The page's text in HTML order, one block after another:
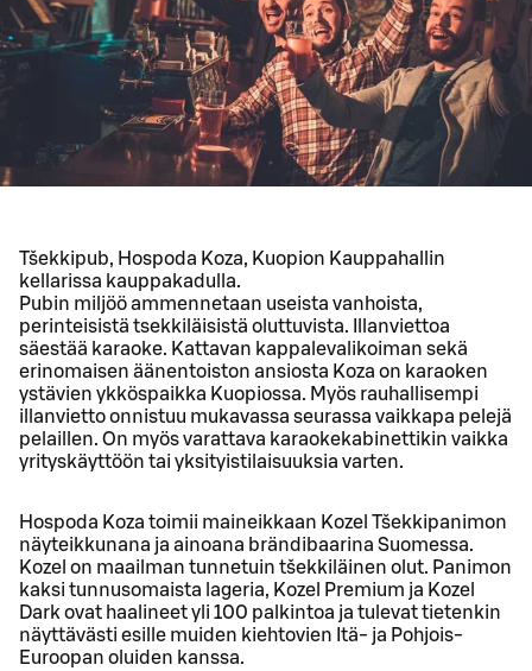
Tšekkipub, Hospoda Koza, Kuopion Kauppahallin
kellarissa kauppakadulla.
Pubin miljöö ammennetaan useista vanhoista,
perinteisistä tsekkiläisistä oluttuvista. Illanviettoa
säestää karaoke. Kattavan kappalevalikoiman sekä
erinomaisen äänentoiston ansiosta Koza on karaoken
ystävien ykköspaikka Kuopiossa. Myös rauhallisempi
illanvietto onnistuu mukavassa seurassa vaikkapa pelejä
pelaillen. On myös varattava karaokekabinettikin vaikka
yrityskäyttöön tai yksityistilaisuuksia varten.
Hospoda Koza toimii maineikkaan Kozel Tšekkipanimon
näyteikkunana ja ainoana brändibaarina Suomessa.
Kozel on maailman tunnetuin tšekkiläinen olut. Panimon
kaksi tunnusomaista lageria, Kozel Premium ja Kozel
Dark ovat haalineet yli 100 palkintoa ja tulevat tietenkin
näyttävästi esille muiden kiehtovien Itä- ja Pohjois-
Euroopan oluiden kanssa.